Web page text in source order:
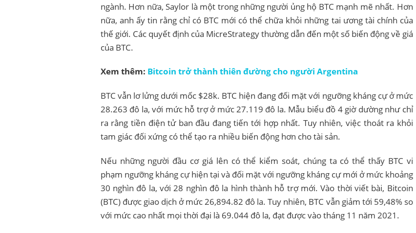
ngành. Hơn nữa, Saylor là một trong những người ủng hộ BTC mạnh mẽ nhất. Hơn
nữa, anh ấy tin rằng chỉ có BTC mới có thể chữa khỏi những tai ương tài chính của
thế giới. Các quyết định của MicreStrategy thường dẫn đến một số biến động về giá
của BTC.
Xem thêm: Bitcoin trở thành thiên đường cho người Argentina
BTC vẫn lơ lửng dưới mốc $28k. BTC hiện đang đối mặt với ngưỡng kháng cự ở mức
28.263 đô la, với mức hỗ trợ ở mức 27.119 đô la. Mẫu biểu đồ 4 giờ dường như chỉ
ra rằng tiền điện tử ban đầu đang tiến tới hợp nhất. Tuy nhiên, việc thoát ra khỏi
tam giác đối xứng có thể tạo ra nhiều biến động hơn cho tài sản.
Nếu những người đầu cơ giá lên có thể kiểm soát, chúng ta có thể thấy BTC vi
phạm ngưỡng kháng cự hiện tại và đối mặt với ngưỡng kháng cự mới ở mức khoảng
30 nghìn đô la, với 28 nghìn đô la hình thành hỗ trợ mới. Vào thời viết bài, Bitcoin
(BTC) được giao dịch ở mức 26,894.82 đô la. Tuy nhiên, BTC vẫn giảm tới 59,48% so
với mức cao nhất mọi thời đại là 69.044 đô la, đạt được vào tháng 11 năm 2021.